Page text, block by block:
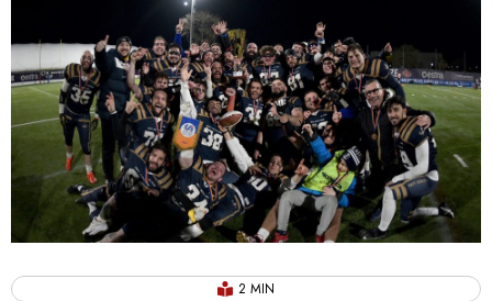
2 MIN